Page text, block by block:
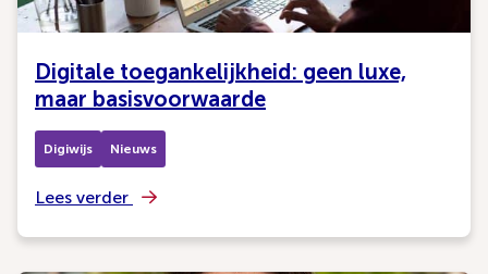
Digitale toegankelijkheid: geen luxe,
maar basisvoorwaarde
Digiwijs Nieuws
Lees verder